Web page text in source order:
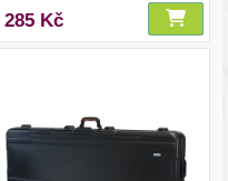
285 Kč